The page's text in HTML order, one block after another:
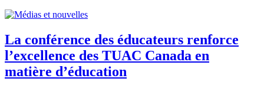
La conférence des éducateurs renforce
l’excellence des TUAC Canada en
matière d’éducation